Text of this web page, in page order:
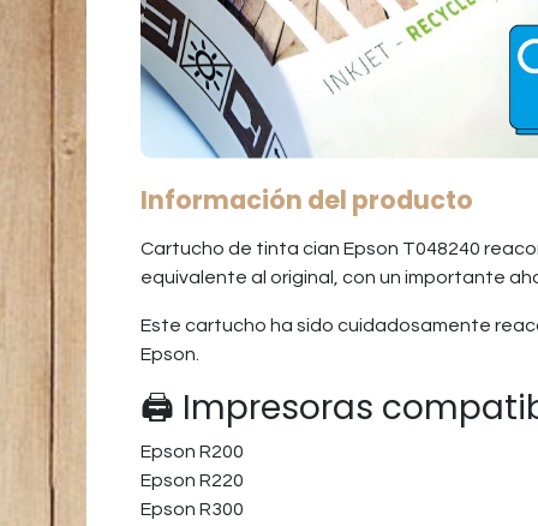
Información del producto
Cartucho de tinta cian Epson T048240
equivalente al original, con un importante
Este cartucho ha sido cuidadosamente
Epson.
🖨️ Impresoras
Epson R200
Epson R220
Epson R300